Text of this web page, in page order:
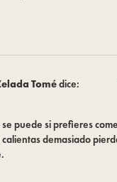
Tomédice:
puede si prefieres
demasiado